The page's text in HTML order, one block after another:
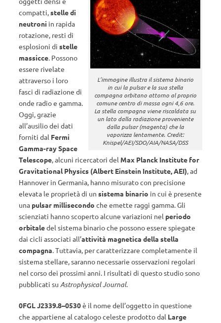
L’immagine illustra il sistema binario
in cui la pulsar e la sua stella
compagna orbitano attorno al proprio
comune centro di massa ogni 4,6 ore.
La stella compagna viene riscaldata su
un lato dalla radiazione proveniente
dalla pulsar (magenta) che la
vaporizza lentamente. Credit:
Knispel/AEI/SDO/AIA/NASA/DSS
compatti,stelle di
neutroni in rapida
rotazione, resti di
esplosioni di stelle
massicce. Possono
essere rivelate
attraverso i loro
fasci di radiazione di
onde radio e gamma.
Oggi, grazie
all’ausilio dei dati
forniti dal Fermi
Gamma-ray Space
Telescope, alcuni ricercatori del Max Planck Institute for
Gravitational Physics (Albert Einstein Institute, AEI), ad
Hannover in Germania, hanno misurato con precisione
elevata le proprietà di un sistema binario in cui è presente
una pulsar millisecondo che emette raggi gamma. Gli
scienziati hanno scoperto alcune variazioni nel periodo
orbitaledel sistema binario che possono essere spiegate
dai cicli associati all’attività magnetica della stella
compagna. Tuttavia, per caratterizzare completamente il
sistema stellare, saranno necessarie osservazioni regolari
nel corso dei prossimi anni. I risultati di questo studio sono
pubblicati su Astrophysical Journal.
0FGL J2339.8–0530è il nome dell’oggetto in questione
che appartiene al catalogo celeste prodotto dal Large